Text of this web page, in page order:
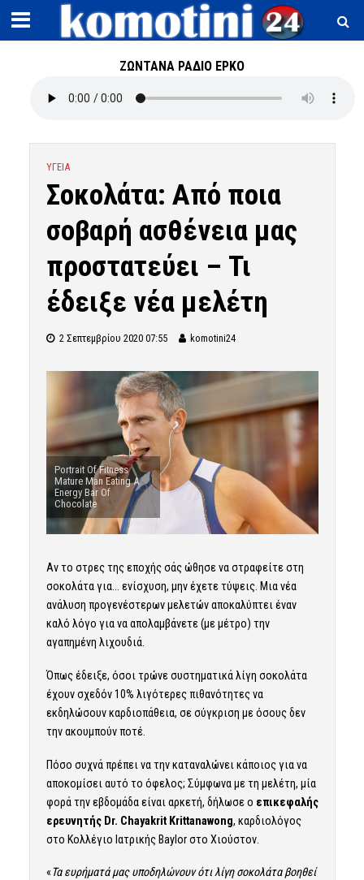
ΖΩΝΤΑΝΑ ΡΑΔΙΟ ΕΡΚΟ
ΥΓΕΙΑ
Σοκολάτα: Από ποια
σοβαρή ασθένεια μας
προστατεύει – Τι
έδειξε νέα μελέτη
2 Σεπτεμβρίου 2020 07:55 komotini24
Portrait Of Fitness
Mature Man Eating A
Energy Bar Of
Chocolate
Αν το στρες της εποχής σάς ώθησε να στραφείτε στη
σοκολάτα για… ενίσχυση, μην έχετε τύψεις. Μια νέα
ανάλυση προγενέστερων μελετών αποκαλύπτει έναν
καλό λόγο για να απολαμβάνετε (με μέτρο) την
αγαπημένη λιχουδιά.
Όπως έδειξε, όσοι τρώνε συστηματικά λίγη σοκολάτα
έχουν σχεδόν 10% λιγότερες πιθανότητες να
εκδηλώσουν καρδιοπάθεια, σε σύγκριση με όσους δεν
την ακουμπούν ποτέ.
Πόσο συχνά πρέπει να την καταναλώνει κάποιος για να
αποκομίσει αυτό το όφελος; Σύμφωνα με τη μελέτη, μία
φορά την εβδομάδα είναι αρκετή, δήλωσε ο επικεφαλής
ερευνητής Dr. Chayakrit Krittanawong, καρδιολόγος
στο Κολλέγιο Ιατρικής Baylor στο Χιούστον.
«Τα ευρήματά μας υποδηλώνουν ότι λίγη σοκολάτα βοηθεί